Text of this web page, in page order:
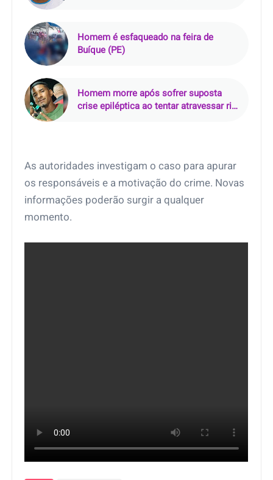
Homem é esfaqueado na feira de
Buíque (PE)
Homem morre após sofrer suposta
crise epiléptica ao tentar atravessar rio
As autoridades investigam o caso para apurar
os responsáveis e a motivação do crime. Novas
informações poderão surgir a qualquer
momento.